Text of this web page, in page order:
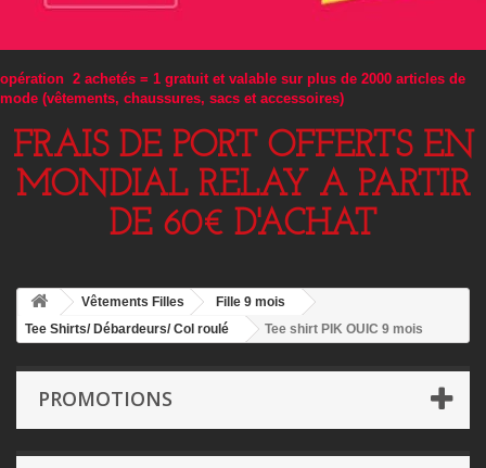
opération 2 achetés = 1 gratuit et valable sur plus de 2000 articles de
mode (vêtements, chaussures, sacs et accessoires)
FRAIS DE PORT OFFERTS EN
MONDIAL RELAY A PARTIR
DE 60€ D'ACHAT
Vêtements Filles
Fille 9 mois
Tee Shirts/ Débardeurs/ Col roulé
Tee shirt PIK OUIC 9 mois
PROMOTIONS